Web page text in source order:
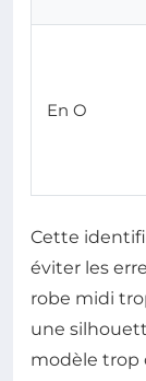
En O
Cette
éviter les
robe midi
une
modèle trop